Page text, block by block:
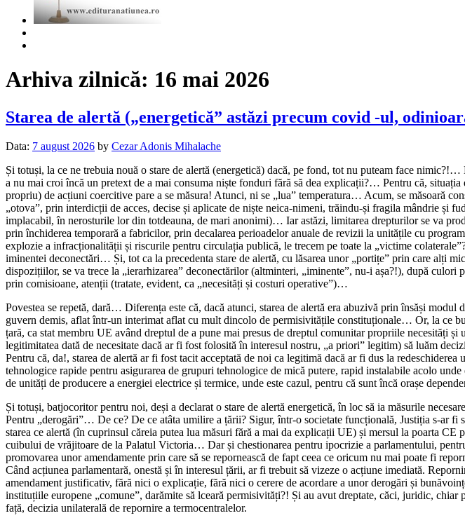
Arhiva zilnică: 16 mai 2026
Starea de alertă („energetică” astăzi precum covid -ul,
Data: 7 august 2026 by Cezar Adonis Mihalache
Și totuși, la ce ne trebuia nouă o stare de alertă (energetică) dacă, pe fond, tot nu puteam face
a nu mai croi încă un pretext de a mai consuma niște fonduri fără să dea explicații?… Pentru că,
propriu) de acțiuni coercitive pare a se măsura! Atunci, ni se „lua” temperatura… Acum, se măsoară
„otova”, prin interdicții de acces, decise și aplicate de niște neica-nimeni, trăindu-și fragila mândrie și
implacabil, în nerosturile lor din totdeauna, de mari anonimi)… Iar astăzi, limitarea drepturilor se va
prin închiderea temporară a fabricilor, prin decalarea perioadelor anuale de revizii la unitățile cu
explozie a infracționalității și riscurile pentru circulația publică, le trecem pe toate la „victime
iminentei deconectări… Și, tot ca la precedenta stare de alertă, cu lăsarea unor „portițe” prin care alți
dispozițiilor, se va trece la „ierarhizarea” deconectărilor (altminteri, „iminente”, nu-i așa?!), după
prin comisioane, atenții (tratate, evident, ca „necesități și costuri operative”)…
Povestea se repetă, dară… Diferența este că, dacă atunci, starea de alertă era abuzivă prin însăși
guvern demis, aflat într-un interimat aflat cu mult dincolo de permisivitățile constituționale… Or, la ce
țară, ca stat membru UE având dreptul de a pune mai presus de dreptul comunitar propriile necesități
legitimitatea dată de necesitate dacă ar fi fost folosită în interesul nostru, „a priori” legitim) să luăm
Pentru că, da!, starea de alertă ar fi fost tacit acceptată de noi ca legitimă dacă ar fi dus la
tehnologice rapide pentru asigurarea de grupuri tehnologice de mică putere, rapid instalabile acolo
de unități de producere a energiei electrice și termice, unde este cazul, pentru că sunt încă orașe
Și totuși, batjocoritor pentru noi, deși a declarat o stare de alertă energetică, în loc să ia măsurile
Pentru „derogări”… De ce? De ce atâta umilire a țării? Sigur, într-o societate funcțională, Justiția s-ar
starea ce alertă (în cuprinsul căreia putea lua măsuri fără a mai da explicații UE) și mersul la poarta
cuibului de vrăjitoare de la Palatul Victoria… Dar și chestionarea pentru ipocrizie a parlamentului,
promovarea unor amendamente prin care să se repornească de fapt ceea ce oricum nu mai poate fi
Când acțiunea parlamentară, onestă și în interesul țării, ar fi trebuit să vizeze o acțiune imediată.
amendament justificativ, fără nici o explicație, fără nici o cerere de acordare a unor derogări și
instituțiile europene „comune”, darămite să lceară permisivități?! Și au avut dreptate, căci, juridic,
față, decizia unilaterală de repornire a termocentralelor.